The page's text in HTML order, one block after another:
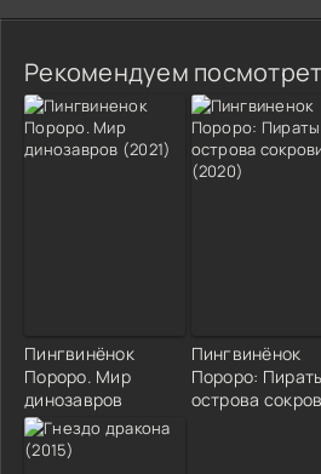
Рекомендуем
Пингвинёнок
Пороро. Мир
динозавров
Пингвинёнок
Пороро:
острова